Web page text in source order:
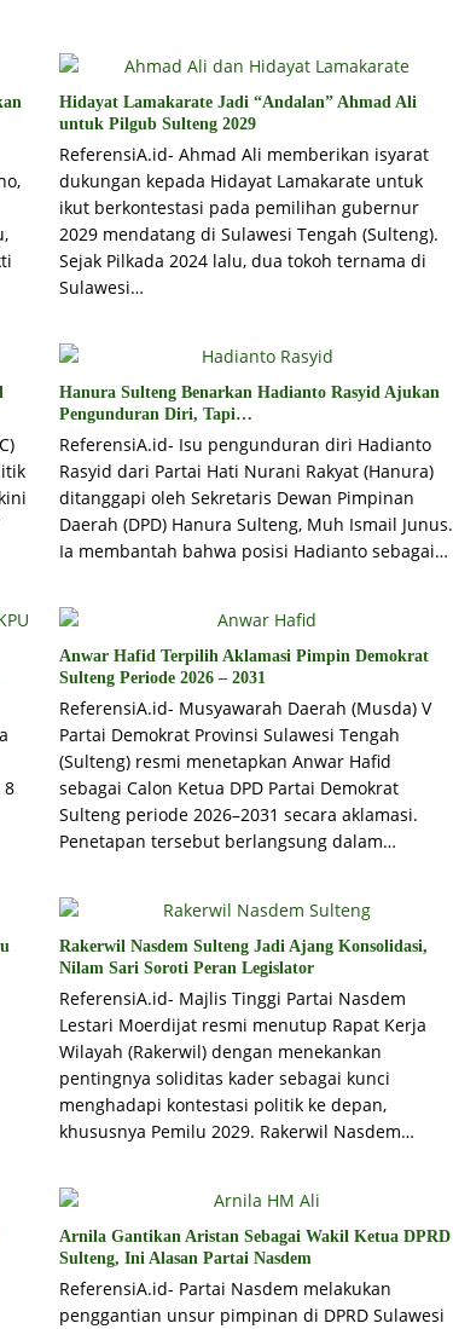
Hidayat Lamakarate Jadi “Andalan” Ahmad Ali
untuk Pilgub Sulteng 2029
ReferensiA.id- Ahmad Ali memberikan isyarat
dukungan kepada Hidayat Lamakarate untuk
ikut berkontestasi pada pemilihan gubernur
2029 mendatang di Sulawesi Tengah (Sulteng).
Sejak Pilkada 2024 lalu, dua tokoh ternama di
Sulawesi…
Hanura Sulteng Benarkan Hadianto Rasyid Ajukan
Pengunduran Diri, Tapi…
ReferensiA.id- Isu pengunduran diri Hadianto
Rasyid dari Partai Hati Nurani Rakyat (Hanura)
ditanggapi oleh Sekretaris Dewan Pimpinan
Daerah (DPD) Hanura Sulteng, Muh Ismail Junus.
Ia membantah bahwa posisi Hadianto sebagai…
8
Anwar Hafid Terpilih Aklamasi Pimpin Demokrat
Sulteng Periode 2026 – 2031
ReferensiA.id- Musyawarah Daerah (Musda) V
Partai Demokrat Provinsi Sulawesi Tengah
(Sulteng) resmi menetapkan Anwar Hafid
sebagai Calon Ketua DPD Partai Demokrat
Sulteng periode 2026–2031 secara aklamasi.
Penetapan tersebut berlangsung dalam…
Rakerwil Nasdem Sulteng Jadi Ajang Konsolidasi,
Nilam Sari Soroti Peran Legislator
ReferensiA.id- Majlis Tinggi Partai Nasdem
Lestari Moerdijat resmi menutup Rapat Kerja
Wilayah (Rakerwil) dengan menekankan
pentingnya soliditas kader sebagai kunci
menghadapi kontestasi politik ke depan,
khususnya Pemilu 2029. Rakerwil Nasdem…
Arnila Gantikan Aristan Sebagai Wakil Ketua DPRD
Sulteng, Ini Alasan Partai Nasdem
ReferensiA.id- Partai Nasdem melakukan
penggantian unsur pimpinan di DPRD Sulawesi